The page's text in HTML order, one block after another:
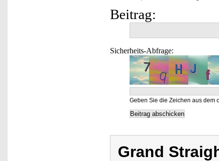
Beitrag:
Sicherheits-Abfrage:
Geben Sie die Zeichen aus dem
Grand